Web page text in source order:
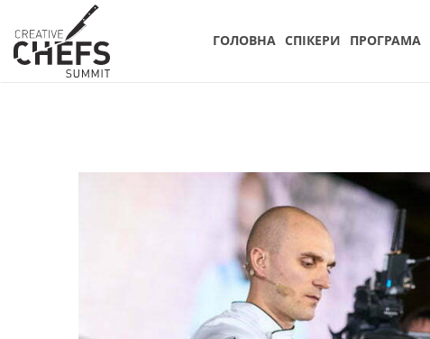
ГОЛОВНА СПIКЕРИ ПРОГРАМА